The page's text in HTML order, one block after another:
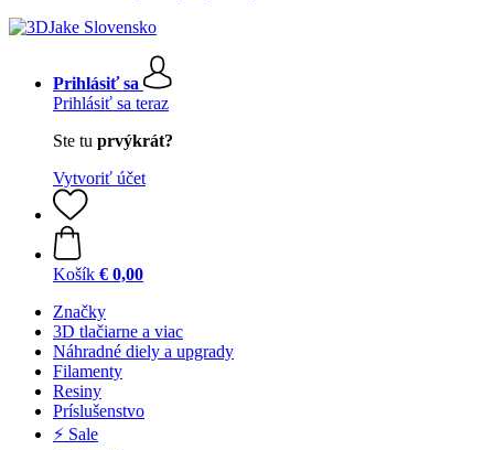
Prihlásiť sa
Prihlásiť sa teraz
Ste tu prvýkrát?
Vytvoriť účet
Košík € 0,00
Značky
3D tlačiarne a viac
Náhradné diely a upgrady
Filamenty
Resiny
Príslušenstvo
⚡ Sale